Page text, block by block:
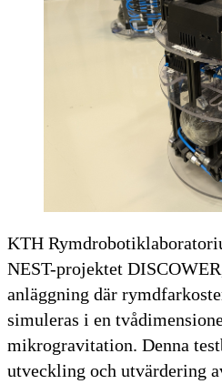
KTH
NEST-projektet
anläggning där
simuleras i en
mikrogravitation. Denna
utveckling och utvärdering